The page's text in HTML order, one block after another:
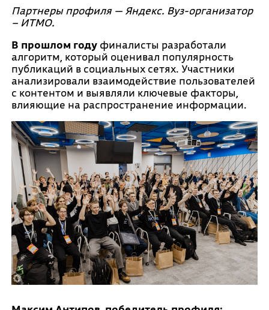
Партнеры профиля — Яндекс. Вуз-организатор
– ИТМО.
В прошлом годуфиналисты разработали
алгоритм, который оценивал популярность
публикаций в социальных сетях. Участники
анализировали взаимодействие пользователей
с контентом и выявляли ключевые факторы,
влияющие на распространение информации.